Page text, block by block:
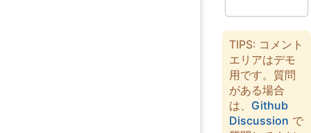
TIPS: コメント
エリアはデモ
用です。質問
がある場合
は、 Github
Discussion で